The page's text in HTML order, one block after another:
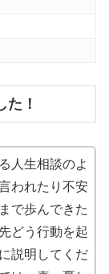
！
人生相談のよ
われたり不安
で歩んできた
どう行動を起
説明してくだ